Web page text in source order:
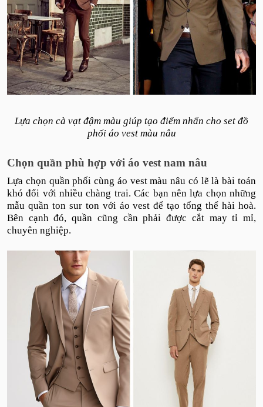
Lựa chọn cà vạt đậm màu giúp tạo điểm nhấn cho set đồ
phối áo vest màu nâu
Chọn quần phù hợp với áo vest nam nâu
Lựa chọn quần phối cùng áo vest màu nâu có lẽ là bài toán
khó đối với nhiều chàng trai. Các bạn nên lựa chọn những
mẫu quần ton sur ton với áo vest để tạo tổng thể hài hoà.
Bên cạnh đó, quần cũng cần phải được cắt may tỉ mỉ,
chuyên nghiệp.